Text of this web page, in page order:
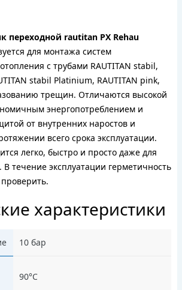
переходной rautitan PX Rehau
для монтажа систем
с трубами RAUTITAN stabil,
stabil Platinium, RAUTITAN pink,
трещин. Отличаются высокой
энергопотреблением и
от внутренних наростов и
всего срока эксплуатации.
легко, быстро и просто даже для
течение эксплуатации герметичность
характеристики
10 бар
90°C